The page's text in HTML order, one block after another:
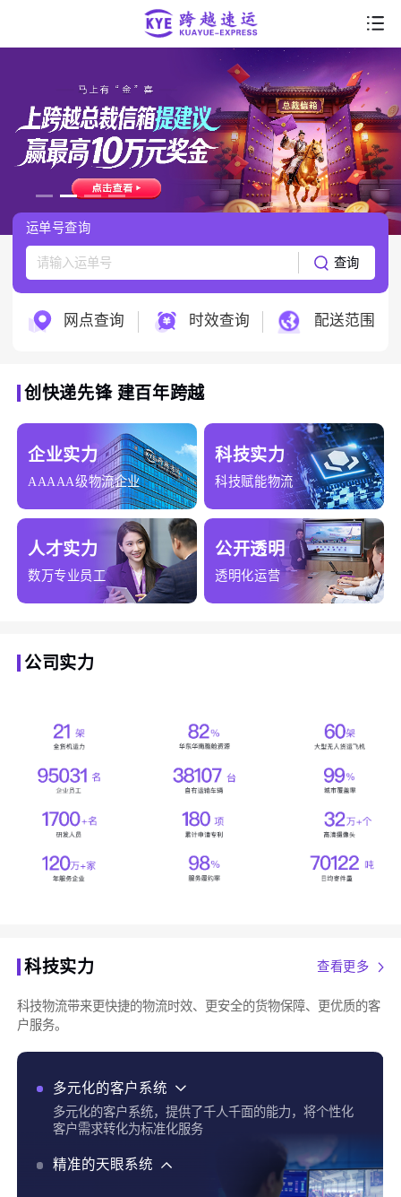
走进跨越
产品服务
服务支持
跨越科技
运单号查询
查询
网点查询 时效查询 配送范围
创快递先锋 建百年跨越
企业实力
AAAAA级物流企业
科技实力
科技赋能物流
人才实力
数万专业员工
公开透明
透明化运营
公司实力
科技实力 查看更多
科技物流带来更快捷的物流时效、更安全的货物保障、更优质的客
户服务。
多元化的客户系统
多元化的客户系统，提供了千人千面的能力，将个性化
客户需求转化为标准化服务
精准的天眼系统
精准的天眼系统，实现了货物实时追踪、全程运输可视